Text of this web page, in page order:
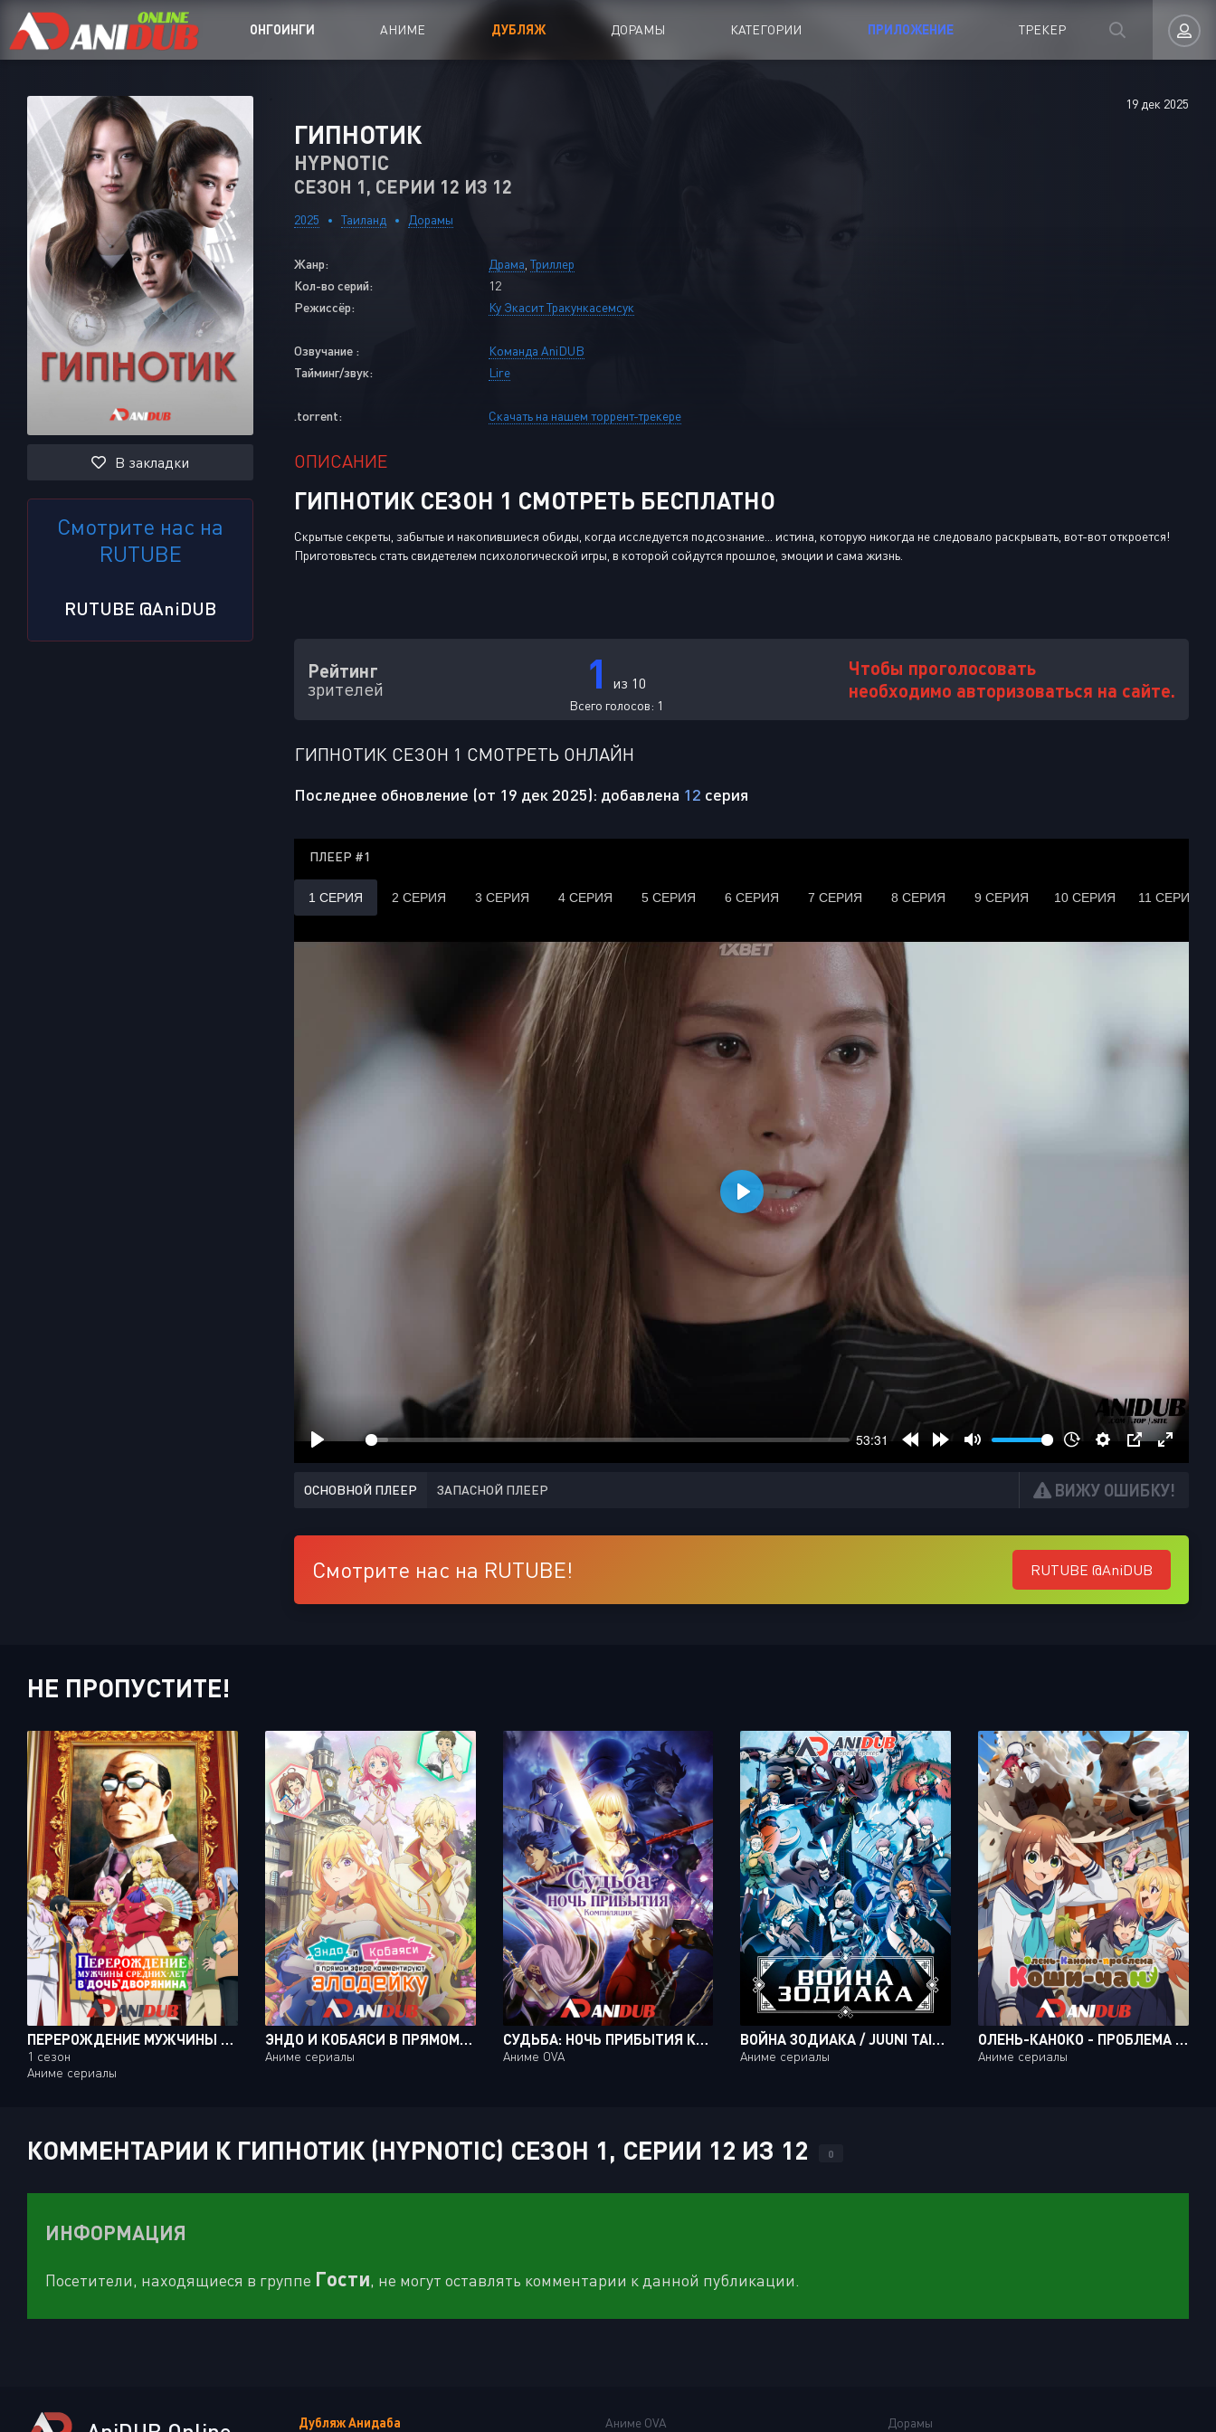
ОНГОИНГИ АНИМЕ ДУБЛЯЖ ДОРАМЫ КАТЕГОРИИ
Аниме сериалы
Аниме Ongoing
Аниме OVA
Аниме ONA
ПРИЛОЖЕНИЕ ТРЕКЕР
В закладки
Смотрите нас на
RUTUBE
RUTUBE @AniDUB
19 дек 2025
ГИПНОТИК
HYPNOTIC
СЕЗОН 1, СЕРИИ 12 ИЗ 12
2025 Таиланд Дорамы
Жанр: Драма Триллер
Кол-во серий:
12
Режиссёр:
Ку Экасит Тракункасемсук
Озвучание :
Команда AniDUB
Тайминг/звук:
Lire
.torrent: Скачать на нашем торрент-трекере
ОПИСАНИЕ
ГИПНОТИК СЕЗОН 1 СМОТРЕТЬ БЕСПЛАТНО
Скрытые секреты, забытые и накопившиеся обиды, когда исследуется подсознание... истина, которую никогда не следовало раскрывать, вот-вот откроется!
Приготовьтесь стать свидетелем психологической игры, в которой сойдутся прошлое, эмоции и сама жизнь.
Рейтинг
зрителей 1 из 10
Всего голосов: 1
Чтобы проголосовать
необходимо авторизоваться на сайте.
ГИПНОТИК СЕЗОН 1 СМОТРЕТЬ ОНЛАЙН
Последнее обновление (от 19 дек 2025): добавлена 12 серия
ПЛЕЕР #1
ОСНОВНОЙ ПЛЕЕР ЗАПАСНОЙ ПЛЕЕР ВИЖУ ОШИБКУ!
Смотрите нас на RUTUBE! RUTUBE @AniDUB
НЕ ПРОПУСТИТЕ!
ПЕРЕРОЖДЕНИЕ МУЖЧИНЫ СРЕДНИХ ЛЕТ В ДОЧЬ ДВОРЯНИНА
1 сезон
Аниме сериалы
ЭНДО И КОБАЯСИ В ПРЯМОМ ЭФИРЕ КОММЕНТИРУЮТ ЗЛОДЕЙКУ / TSUNDERE AKUYAKU REIJOU LISELOTTE TO JIKKYOU NO ENDOU-KUN TO KAISETSU NO KOBAYASHI-SAN [12 ИЗ 12]
Аниме сериалы
СУДЬБА: НОЧЬ ПРИБЫТИЯ КОМПИЛЯЦИЯ / FATE: STAY NIGHT REPRODUCTION [2 ИЗ 2]
Аниме OVA
ВОЙНА ЗОДИАКА / JUUNI TAISEN [12 ИЗ 12]
Аниме сериалы
ОЛЕНЬ-КАНОКО - ПРОБЛЕМА КОШИ-ЧАН / SHIKANOKO NOKONOKO KOSHITANTAN [12 ИЗ 12]
Аниме сериалы
КОММЕНТАРИИ К ГИПНОТИК (HYPNOTIC) СЕЗОН 1, СЕРИИ 12 ИЗ 12 0
ИНФОРМАЦИЯ
Посетители, находящиеся в группе Гости, не могут оставлять комментарии к данной публикации.
Дубляж Анидаба Аниме OVA Дорамы